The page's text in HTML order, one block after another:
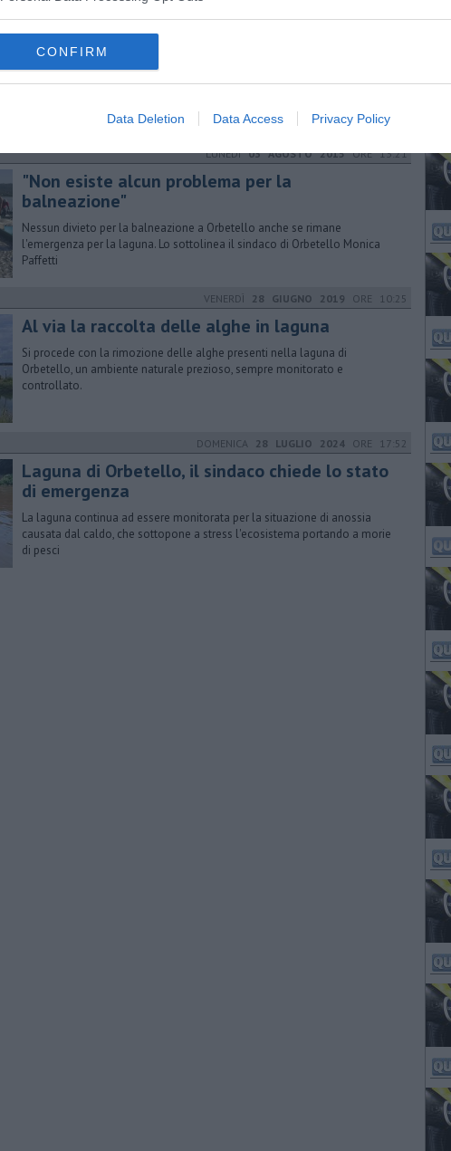
CONFIRM
Data Deletion Data Access Privacy Policy
Al via gli indennizzi per le imprese della
laguna
Presentato alla Camera un pacchetto di misure che potrà aiutare la
LUNEDÌ03 AGOSTO 2015ORE 13:21
"Non esiste alcun problema per la
balneazione"
Nessun divieto per la balneazione a Orbetello anche se rimane
l'emergenza per la laguna. Lo sottolinea il sindaco di Orbetello Monica
Paffetti
VENERDÌ 28 GIUGNO 2019 ORE 10:25
Al via la raccolta delle alghe in laguna
Si procede con la rimozione delle alghe presenti nella laguna di
Orbetello, un ambiente naturale prezioso, sempre monitorato e
controllato.
DOMENICA 28 LUGLIO 2024 ORE 17:52
Laguna di Orbetello, il sindaco chiede lo stato
di emergenza
La laguna continua ad essere monitorata per la situazione di anossia
causata dal caldo, che sottopone a stress l'ecosistema portando a morie
di pesci